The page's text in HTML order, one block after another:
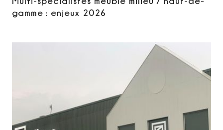
gamme : enjeux 2026